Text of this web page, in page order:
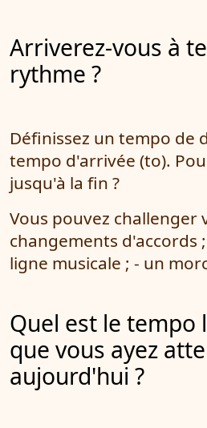
Arriverez-vous à tenir le
rythme ?
Définissez un tempo de
tempo d'arrivée (to).
jusqu'à la fin ?
Vous pouvez challenger
changements d'accords
ligne musicale ; - un
Quel est le tempo le plus rapide
que vous ayez
aujourd'hui ?